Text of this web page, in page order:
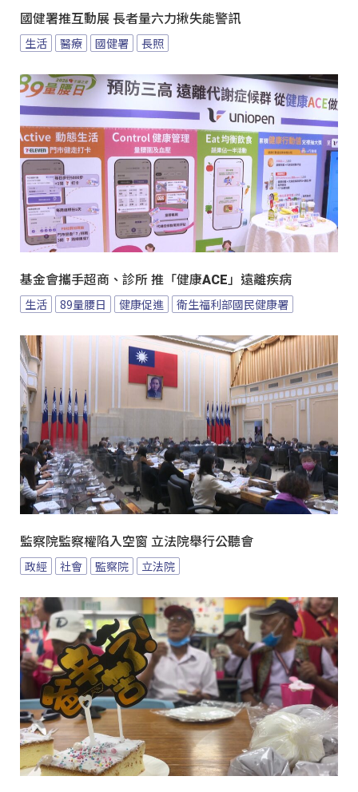
國健署推互動展 長者量六力揪失能警訊
生活 醫療 國健署 長照
基金會攜手超商、診所 推「健康ACE」遠離疾病
生活 89量腰日 健康促進 衛生福利部國民健康署
監察院監察權陷入空窗 立法院舉行公聽會
政經 社會 監察院 立法院